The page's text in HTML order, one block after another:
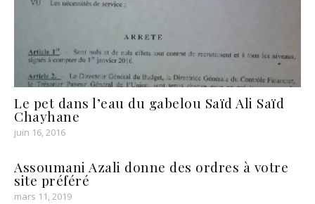
Le pet dans l’eau du gabelou Saïd Ali Saïd
Chayhane
juin 16, 2016
Assoumani Azali donne des ordres à votre
site préféré
mars 11, 2019